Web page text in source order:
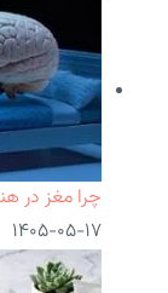
چرا مغز در
۱۴۰۵-۰۵-۱۷